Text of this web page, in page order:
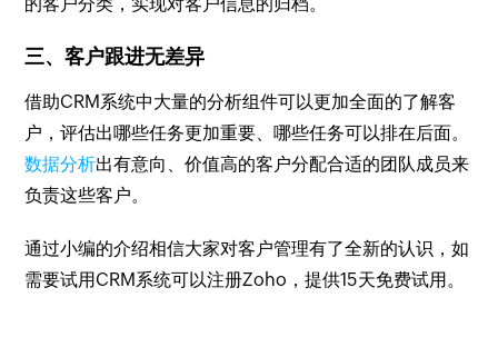
三、客户跟进无差异
借助CRM系统中大量的分析组件可以更加全面的了解客
户，评估出哪些任务更加重要、哪些任务可以排在后面。
数据分析出有意向、价值高的客户分配合适的团队成员来
负责这些客户。
通过小编的介绍相信大家对客户管理有了全新的认识，如
需要试用CRM系统可以注册Zoho，提供15天免费试用。